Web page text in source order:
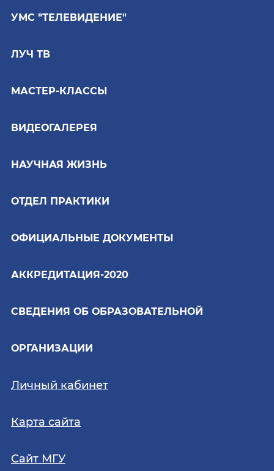
УМС "ТЕЛЕВИДЕНИЕ"
ЛУЧ ТВ
МАСТЕР-КЛАССЫ
ВИДЕОГАЛЕРЕЯ
НАУЧНАЯ ЖИЗНЬ
ОТДЕЛ ПРАКТИКИ
ОФИЦИАЛЬНЫЕ ДОКУМЕНТЫ
АККРЕДИТАЦИЯ-2020
СВЕДЕНИЯ ОБ ОБРАЗОВАТЕЛЬНОЙ
ОРГАНИЗАЦИИ
Личный кабинет
Карта сайта
Сайт МГУ